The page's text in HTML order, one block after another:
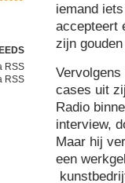
RSS
RSS
iemand
accepteert
zijn
cases uit
Radio
interview,
Maar hij
een